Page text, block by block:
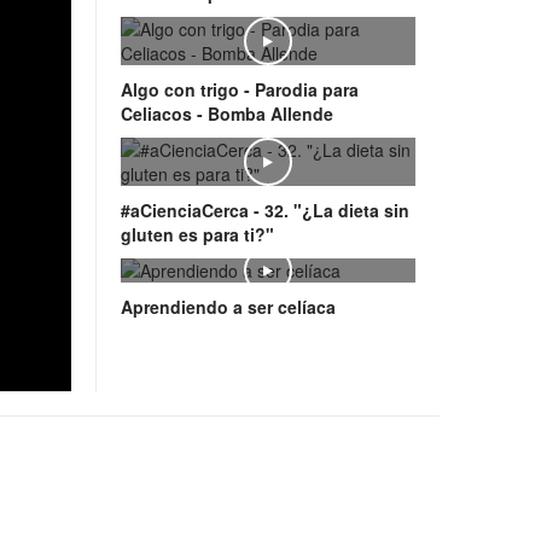
Play
Algo con trigo - Parodia para
Celiacos - Bomba Allende
Play
#aCienciaCerca - 32. "¿La dieta sin
gluten es para ti?"
Play
Aprendiendo a ser celíaca